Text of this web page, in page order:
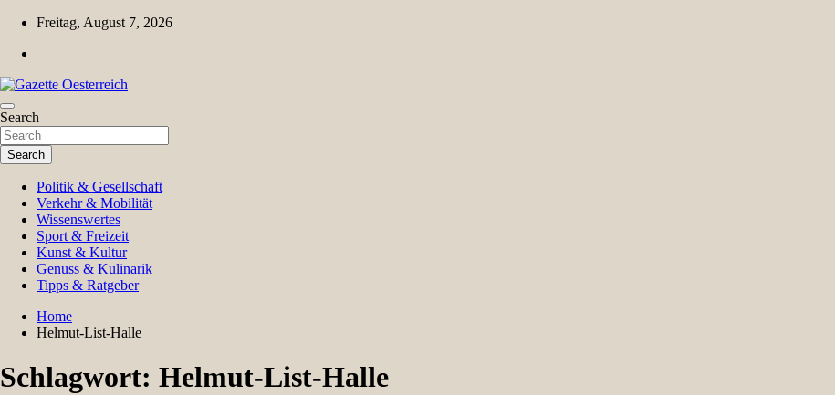
Skip
content
Freitag, August 7, 2026
Gazette Oesterreich
Magazin für Freizeit, Politik, Kultur & Wissenschaft
Search
Search
Politik & Gesellschaft
Verkehr & Mobilität
Wissenswertes
Sport & Freizeit
Kunst & Kultur
Genuss & Kulinarik
Tipps & Ratgeber
Home
Helmut-List-Halle
Schlagwort: Helmut-List-Halle